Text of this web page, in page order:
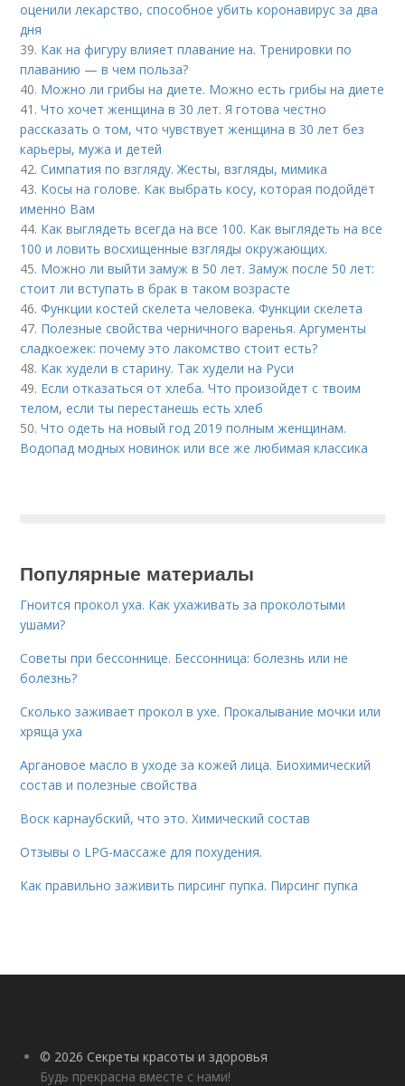
оценили лекарство, способное убить коронавирус за два
дня
39. Как на фигуру влияет плавание на. Тренировки по
плаванию — в чем польза?
40. Можно ли грибы на диете. Можно есть грибы на диете
41.Что хочет женщина в 30 лет. Я готова честно
рассказать о том, что чувствует женщина в 30 лет без
карьеры, мужа и детей
42.Симпатия по взгляду. Жесты, взгляды, мимика
43. Косы на голове. Как выбрать косу, которая подойдёт
именно Вам
44. Как выглядеть всегда на все 100. Как выглядеть на все
100 и ловить восхищенные взгляды окружающих.
45. Можно ли выйти замуж в 50 лет. Замуж после 50 лет:
стоит ли вступать в брак в таком возрасте
46.Функции костей скелета человека. Функции скелета
47. Полезные свойства черничного варенья. Аргументы
сладкоежек: почему это лакомство стоит есть?
48. Как худели в старину. Так худели на Руси
49. Если отказаться от хлеба. Что произойдет с твоим
телом, если ты перестанешь есть хлеб
50.Что одеть на новый год 2019 полным женщинам.
Водопад модных новинок или все же любимая классика
Популярные материалы
Гноится прокол уха. Как ухаживать за проколотыми
ушами?
Советы при бессоннице. Бессонница: болезнь или не
болезнь?
Сколько заживает прокол в ухе. Прокалывание мочки или
хряща уха
Аргановое масло в уходе за кожей лица. Биохимический
состав и полезные свойства
Воск карнаубский, что это. Химический состав
Отзывы о LPG-массаже для похудения.
Как правильно заживить пирсинг пупка. Пирсинг пупка
© 2026 Секреты красоты и здоровья
Будь прекрасна вместе с нами!